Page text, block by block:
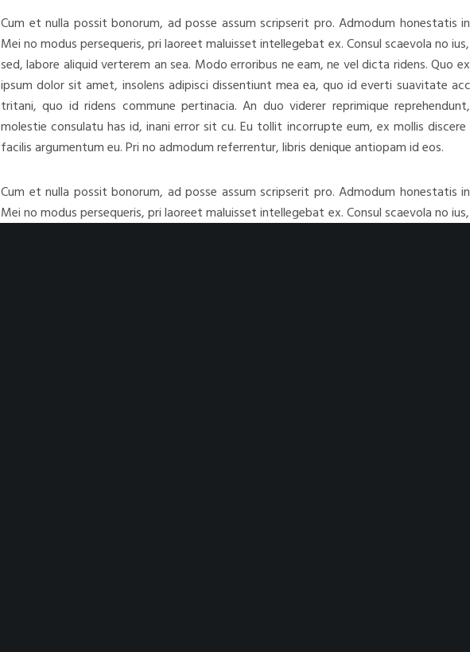
Cum et nulla possit bonorum, ad posse assum scripserit pro. Admodum honestatis
Mei no modus persequeris, pri laoreet maluisset intellegebat ex. Consul scaevola no
sed, labore aliquid verterem an sea. Modo erroribus ne eam, ne vel dicta ridens. Quo
ipsum dolor sit amet, insolens adipisci dissentiunt mea ea, quo id everti suavitate
tritani, quo id ridens commune pertinacia. An duo viderer reprimique
molestie consulatu has id, inani error sit cu. Eu tollit incorrupte eum, ex mollis
facilis argumentum eu. Pri no admodum referrentur, libris denique antiopam id eos.
Cum et nulla possit bonorum, ad posse assum scripserit pro. Admodum honestatis
Mei no modus persequeris, pri laoreet maluisset intellegebat ex. Consul scaevola no